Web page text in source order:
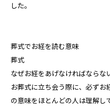
した。
葬式でお経を読む意味
葬式
なぜお経をあげなければならな
お葬式に立ち会う際に、必ずお
の意味をほとんどの人は理解し